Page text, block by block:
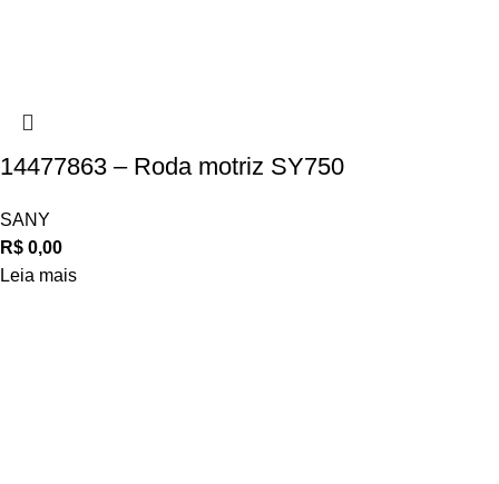
14477863 – Roda motriz SY750
SANY
R$ 0,00
Leia mais